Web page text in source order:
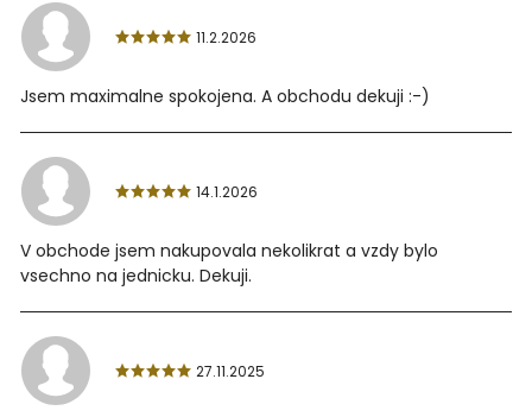
11.2.2026
Jsem maximalne spokojena. A obchodu dekuji :-)
14.1.2026
V obchode jsem nakupovala nekolikrat a vzdy bylo
vsechno na jednicku. Dekuji.
27.11.2025